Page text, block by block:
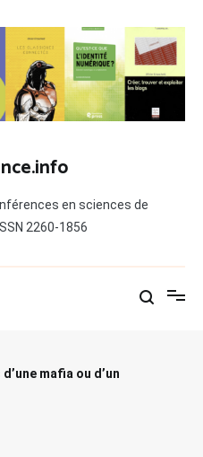
en sciences de
2260-1856
mafia ou d’un